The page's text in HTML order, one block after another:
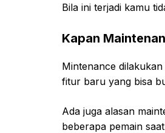
Bila ini terjadi kamu
Kapan
Mintenance
fitur baru yang bisa
Ada juga alasan
beberapa pemain